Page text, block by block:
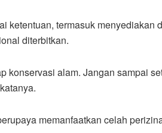
ketentuan, termasuk menyediakan
diterbitkan.
konservasi alam. Jangan sampai
memanfaatkan celah